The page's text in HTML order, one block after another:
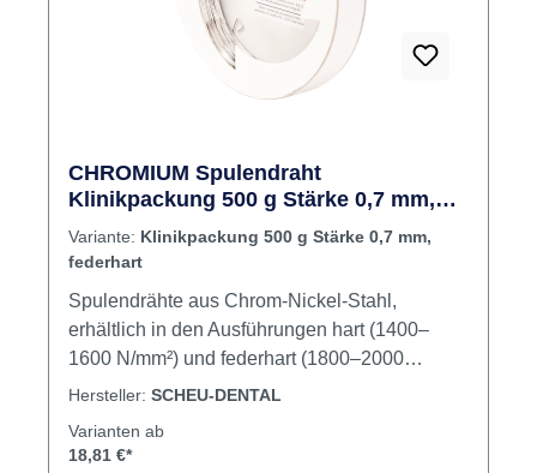
CHROMIUM Spulendraht
Klinikpackung 500 g Stärke 0,7 mm,
federhart
Variante: Klinikpackung 500 g Stärke 0,7 mm,
federhart
Spulendrähte aus Chrom-Nickel-Stahl,
erhältlich in den Ausführungen hart (1400–
1600 N/mm²) und federhart (1800–2000
N/mm²). Die Verarbeitung ist durch
möglich. Maße, Toleranzen und Qualität
Hersteller: SCHEU-DENTAL
Varianten ab
18,81 €*